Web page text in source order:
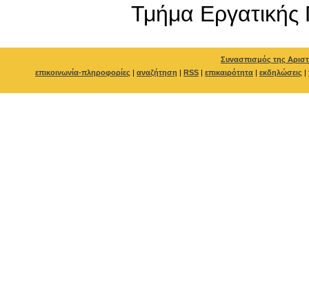
Τμήμα Εργατικής
Συνασπισμός της
επικοινωνία-πληροφορίες | αναζήτηση | RSS | επικαιρότητα | εκδηλώσεις |